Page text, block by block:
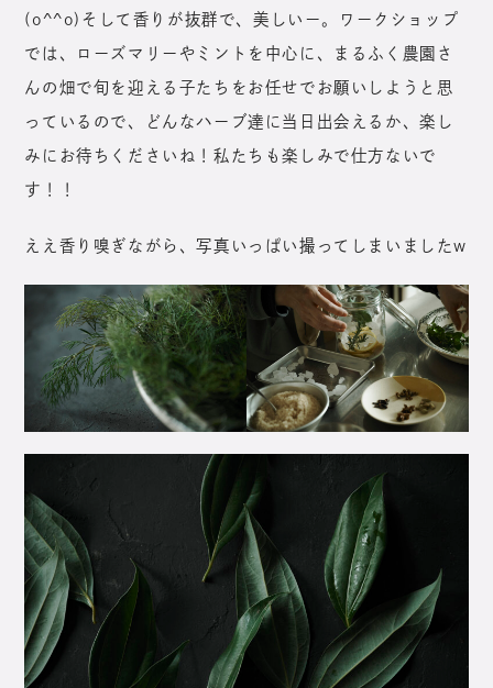
(o^^o)そして香りが抜群で、美しいー。ワークショップ
では、ローズマリーやミントを中心に、まるふく農園さ
んの畑で旬を迎える子たちをお任せでお願いしようと思
っているので、どんなハーブ達に当日出会えるか、楽し
みにお待ちくださいね！私たちも楽しみで仕方ないで
す！！
ええ香り嗅ぎながら、写真いっぱい撮ってしまいましたw